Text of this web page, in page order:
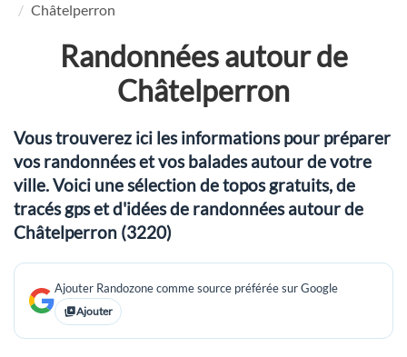
Châtelperron
Randonnées autour de
Châtelperron
Vous trouverez ici les informations pour préparer
vos randonnées et vos balades autour de votre
ville. Voici une sélection de topos gratuits, de
tracés gps et d'idées de randonnées autour de
Châtelperron (3220)
Ajouter Randozone comme source préférée sur Google
Ajouter